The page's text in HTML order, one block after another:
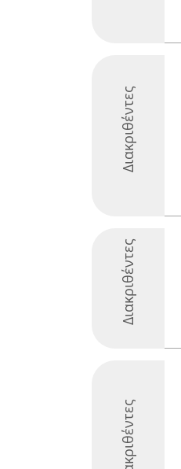
Διακριθέντες
Διακριθέντες
Διακριθέντες